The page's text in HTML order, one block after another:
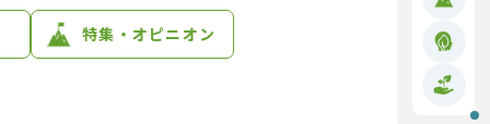
特集・オピニオン